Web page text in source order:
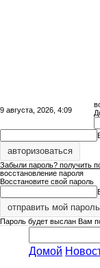
9 августа, 2026, 4:09
Забыли пароль? получить
восстановление пароля
Восстановите свой пароль
Пароль будет выслан Вам
Домой